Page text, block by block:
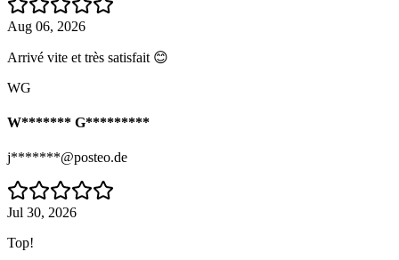
Aug 06, 2026
Arrivé vite et très satisfait 😊
WG
W******* G*********
j*******@posteo.de
Jul 30, 2026
Top!